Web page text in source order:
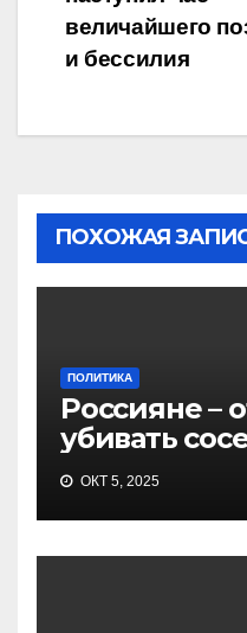
величайшего
и бессилия
ПОХОЖАЯ
ПОЛИТИКА
Россияне –
убивать
ОКТ 5, 2025